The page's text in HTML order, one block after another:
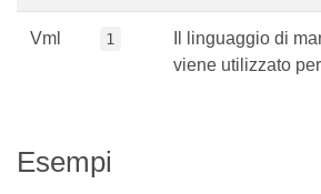
Vml 1
Il linguaggio di
viene utilizzato
Esempi